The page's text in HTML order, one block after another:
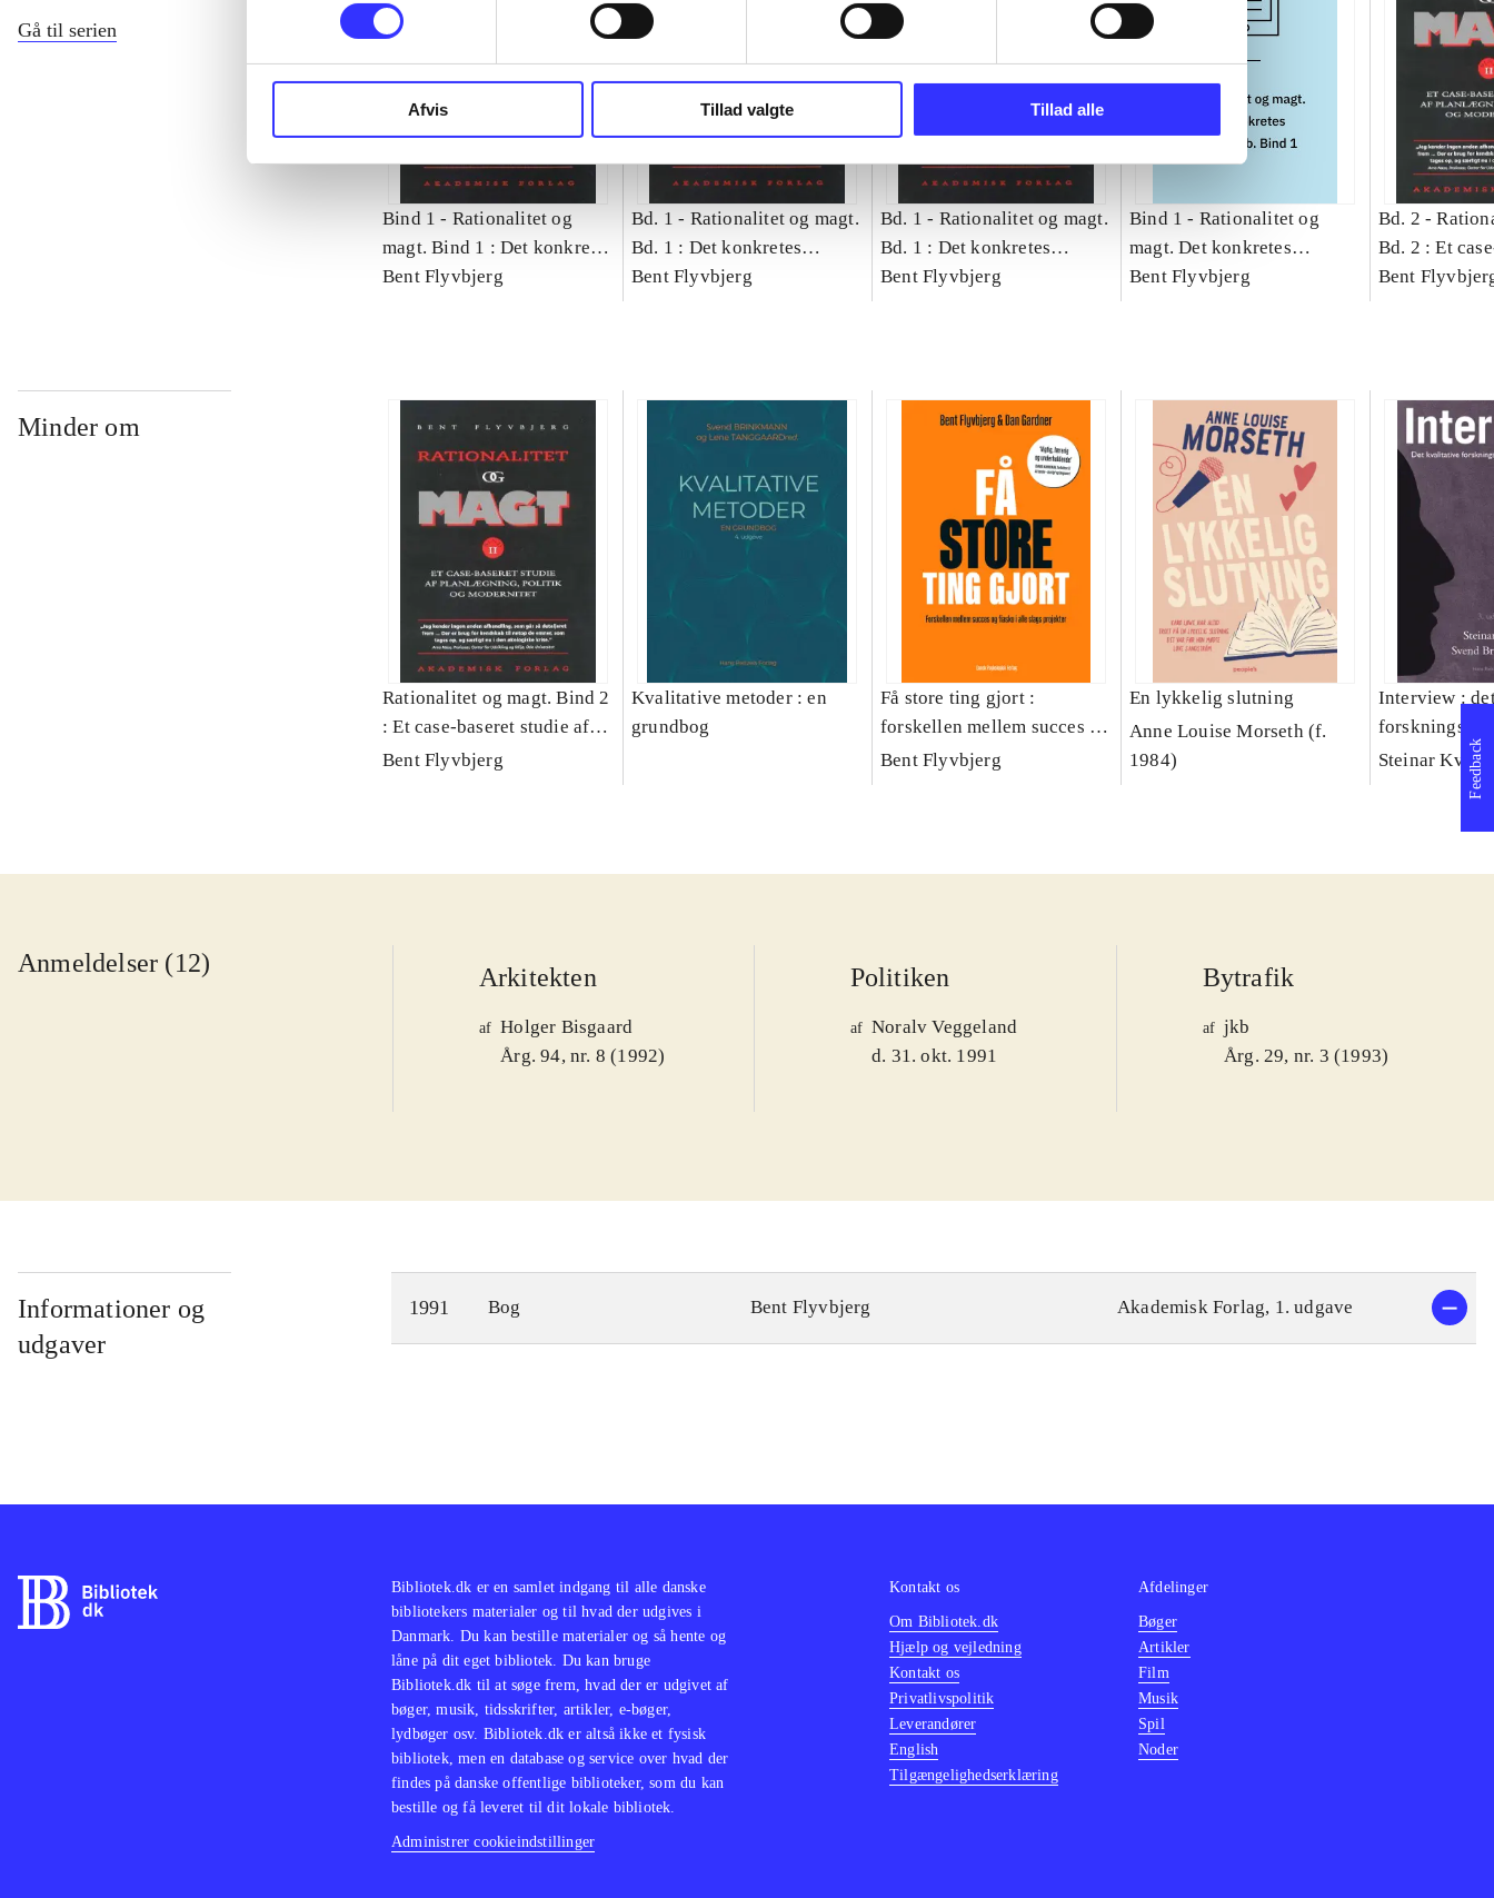
Afvis Tillad valgte Tillad alle
Gå til serien
Bind 1 - Rationalitet og
magt. Bind 1 : Det konkretes
videnskab
Bent Flyvbjerg
Bd. 1 - Rationalitet og magt.
Bd. 1 : Det konkretes
videnskab
Bent Flyvbjerg
Bd. 1 - Rationalitet og magt.
Bd. 1 : Det konkretes
videnskab
Bent Flyvbjerg
Bind 1 - Rationalitet og
magt. Det konkretes
videnskab. Bind 1
Bent Flyvbjerg
Bd. 2 -
Bd. 2 : Et
studie af
Bent
Minder om
Rationalitet og magt. Bind 2
: Et case-baseret studie af
planlægning, politik og
Bent Flyvbjerg
Kvalitative metoder : en
grundbog
Få store ting gjort :
forskellen mellem succes og
fiasko i alle slags projekter
Bent Flyvbjerg
En lykkelig slutning
Anne Louise Morseth (f.
1984)
Interview :
håndværk
Steinar Kvale
Anmeldelser (12) Arkitekten
af Holger Bisgaard
Årg. 94, nr. 8 (1992)
Politiken
af Noralv Veggeland
d. 31. okt. 1991
Bytrafik
af jkb
Årg. 29, nr. 3 (1993)
Informationer og
udgaver
1991 Bog Bent Flyvbjerg Akademisk Forlag, 1. udgave
Feedback
Bibliotek.dk er en samlet indgang til alle danske
bibliotekers materialer og til hvad der udgives i
Danmark. Du kan bestille materialer og så hente og
låne på dit eget bibliotek. Du kan bruge
Bibliotek.dk til at søge frem, hvad der er udgivet af
bøger, musik, tidsskrifter, artikler, e-bøger,
lydbøger osv. Bibliotek.dk er altså ikke et fysisk
bibliotek, men en database og service over hvad der
findes på danske offentlige biblioteker, som du kan
bestille og få leveret til dit lokale bibliotek.
Administrer cookieindstillinger
Kontakt os
Om Bibliotek.dk
Hjælp og vejledning
Kontakt os
Privatlivspolitik
Leverandører
English
Tilgængelighedserklæring
Afdelinger
Bøger
Artikler
Film
Musik
Spil
Noder